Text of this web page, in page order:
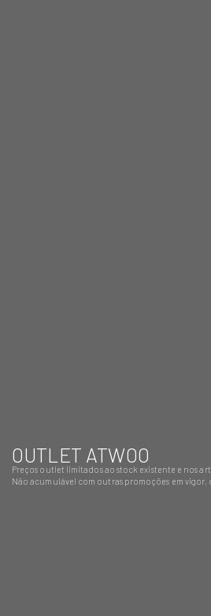
OUTLET ATWOO
Preços outlet limitados ao stock existente e nos
Não acumulável com outras promoções em vigor,